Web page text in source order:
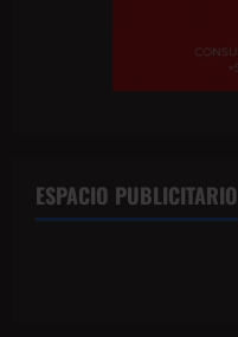
ESPACIO PUBLICITARIO